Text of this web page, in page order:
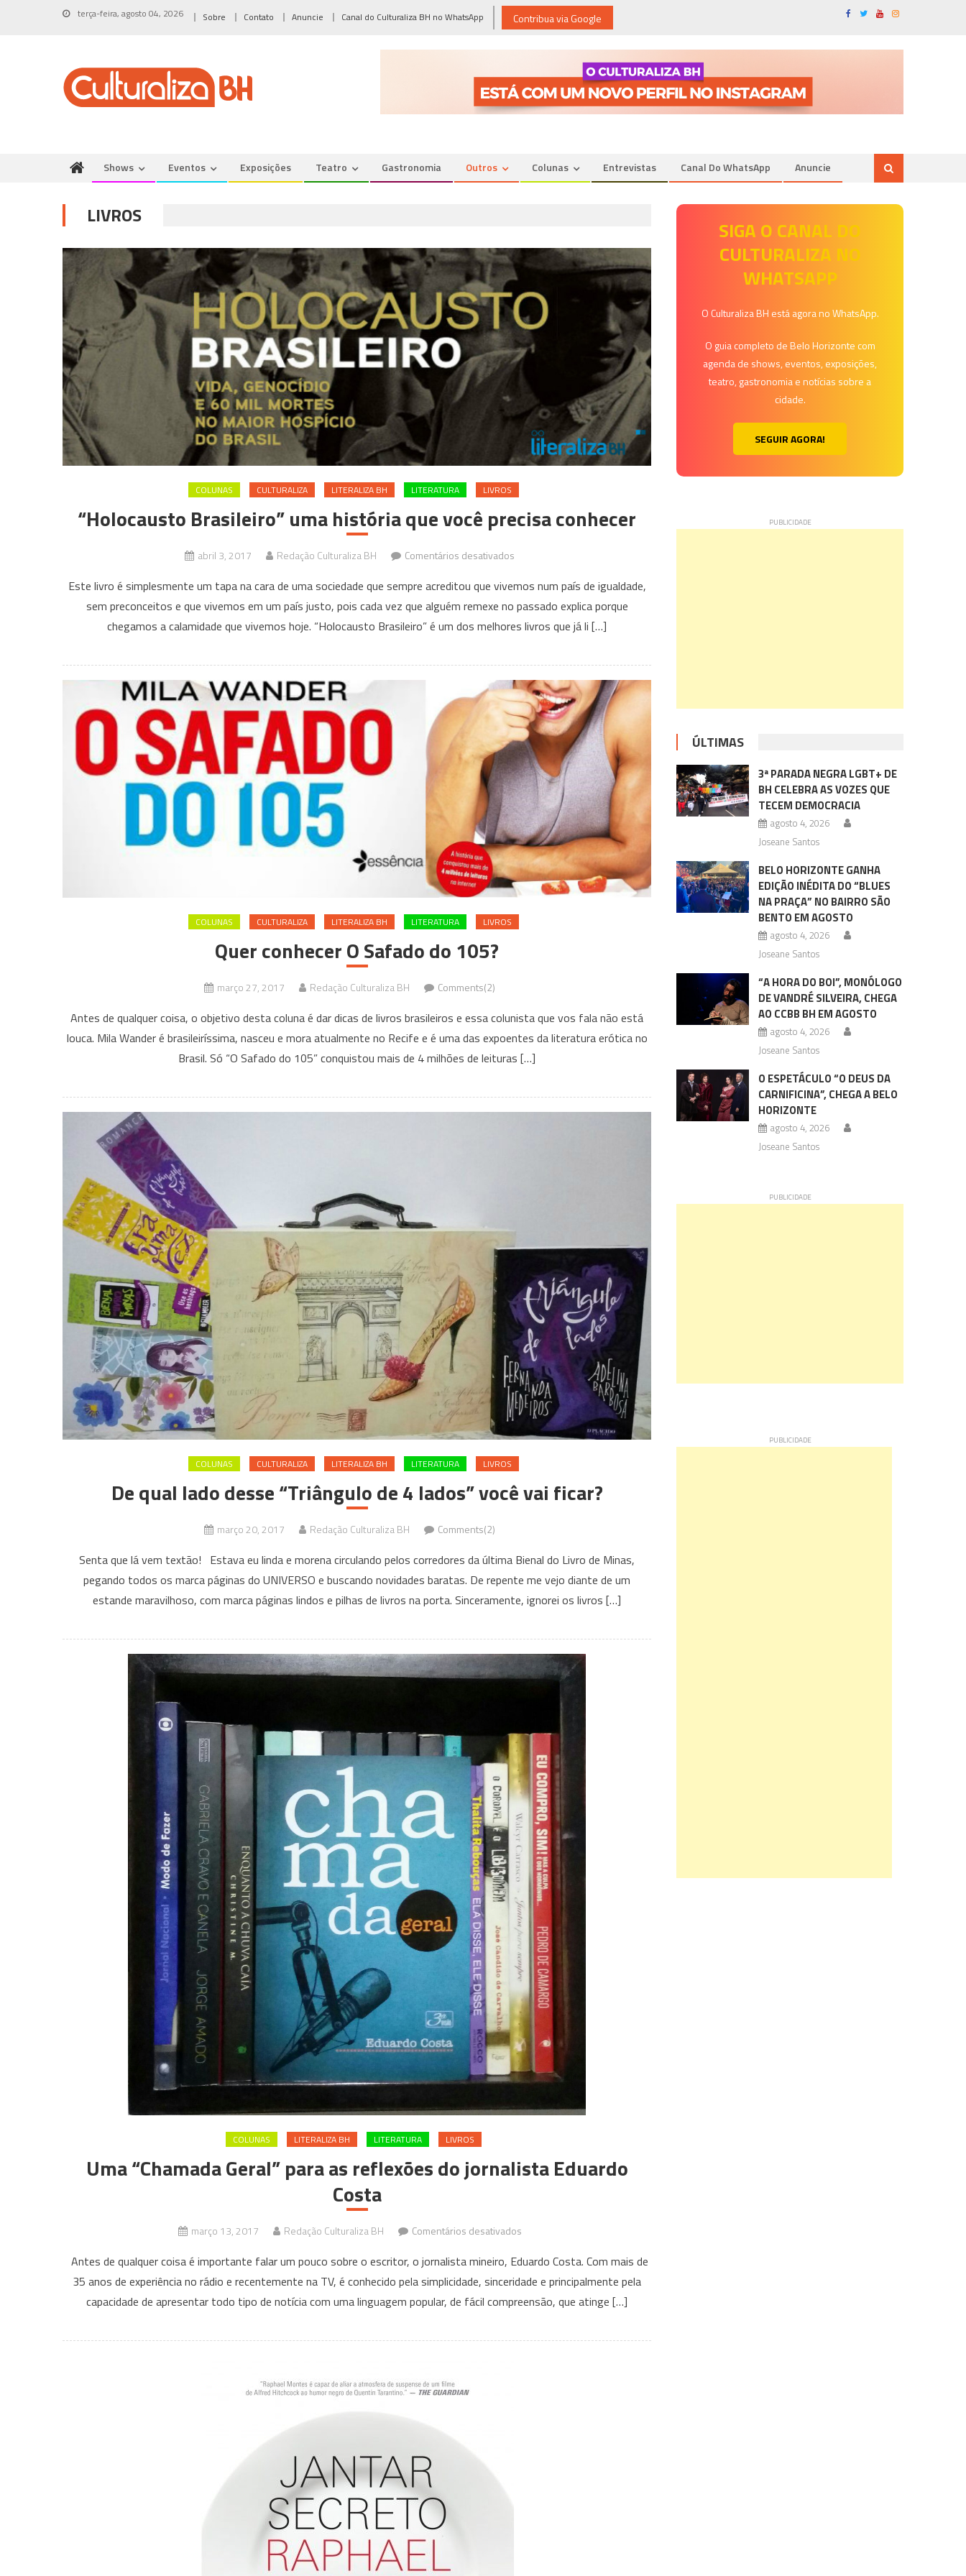
terça-feira, agosto 04, 2026 Sobre Contato Anuncie Canal do Culturaliza BH no WhatsApp Contribua via Google
Shows Eventos Exposições Teatro Gastronomia Outros Colunas Entrevistas Canal Do WhatsApp Anuncie
LIVROS
COLUNAS CULTURALIZA LITERALIZA BH LITERATURA LIVROS
“Holocausto Brasileiro” uma história que você precisa conhecer
abril 3, 2017 Redação Culturaliza BH Comentários desativados
Brasileiro”
uma
história
você
precisa
conhecer
Este livro é simplesmente um tapa na cara de uma sociedade que sempre acreditou que vivemos num país de igualdade,
sem preconceitos e que vivemos em um país justo, pois cada vez que alguém remexe no passado explica porque
chegamos a calamidade que vivemos hoje. “Holocausto Brasileiro” é um dos melhores livros que já li […]
COLUNAS CULTURALIZA LITERALIZA BH LITERATURA LIVROS
Quer conhecer O Safado do 105?
março 27, 2017 Redação Culturaliza BH Comments(2)
Antes de qualquer coisa, o objetivo desta coluna é dar dicas de livros brasileiros e essa colunista que vos fala não está
louca. Mila Wander é brasileiríssima, nasceu e mora atualmente no Recife e é uma das expoentes da literatura erótica no
Brasil. Só “O Safado do 105” conquistou mais de 4 milhões de leituras […]
COLUNAS CULTURALIZA LITERALIZA BH LITERATURA LIVROS
De qual lado desse “Triângulo de 4 lados” você vai ficar?
março 20, 2017 Redação Culturaliza BH Comments(2)
Senta que lá vem textão! Estava eu linda e morena circulando pelos corredores da última Bienal do Livro de Minas,
pegando todos os marca páginas do UNIVERSO e buscando novidades baratas. De repente me vejo diante de um
estande maravilhoso, com marca páginas lindos e pilhas de livros na porta. Sinceramente, ignorei os livros […]
COLUNAS LITERALIZA BH LITERATURA LIVROS
Uma “Chamada Geral” para as reflexões do jornalista Eduardo
Costa
março 13, 2017 Redação Culturaliza BH Comentários desativadosem
“Chamada
Geral”
para
reflexões
Antes de qualquer coisa é importante falar um pouco sobre o escritor, o jornalista mineiro, Eduardo Costa. Com mais de
35 anos de experiência no rádio e recentemente na TV, é conhecido pela simplicidade, sinceridade e principalmente pela
capacidade de apresentar todo tipo de notícia com uma linguagem popular, de fácil compreensão, que atinge […]
SIGA O CANAL DO
CULTURALIZA NO
WHATSAPP
O Culturaliza BH está agora no WhatsApp.
O guia completo de Belo Horizonte com
agenda de shows, eventos, exposições,
teatro, gastronomia e notícias sobre a
cidade.
SEGUIR AGORA!
ÚLTIMAS
3ª PARADA NEGRA LGBT+ DE
BH CELEBRA AS VOZES QUE
TECEM DEMOCRACIA
agosto 4, 2026
Joseane Santos
BELO HORIZONTE GANHA
EDIÇÃO INÉDITA DO “BLUES
NA PRAÇA” NO BAIRRO SÃO
BENTO EM AGOSTO
agosto 4, 2026
Joseane Santos
“A HORA DO BOI”, MONÓLOGO
DE VANDRÉ SILVEIRA, CHEGA
AO CCBB BH EM AGOSTO
agosto 4, 2026
Joseane Santos
O ESPETÁCULO “O DEUS DA
CARNIFICINA”, CHEGA A BELO
HORIZONTE
agosto 4, 2026
Joseane Santos